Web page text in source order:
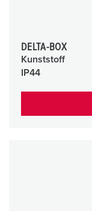
DELTA-BOX
Kunststoff
IP44